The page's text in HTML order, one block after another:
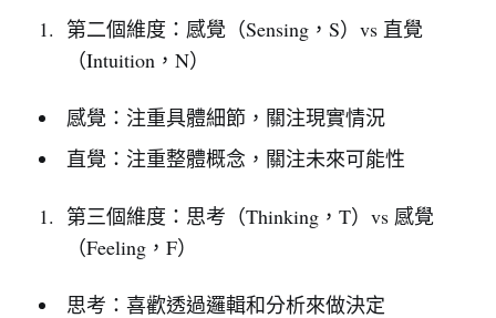
第二個維度：感覺（Sensing，S）vs 直覺
（Intuition，N）
感覺：注重具體細節，關注現實情況
直覺：注重整體概念，關注未來可能性
第三個維度：思考（Thinking，T）vs 感覺
（Feeling，F）
思考：喜歡透過邏輯和分析來做決定